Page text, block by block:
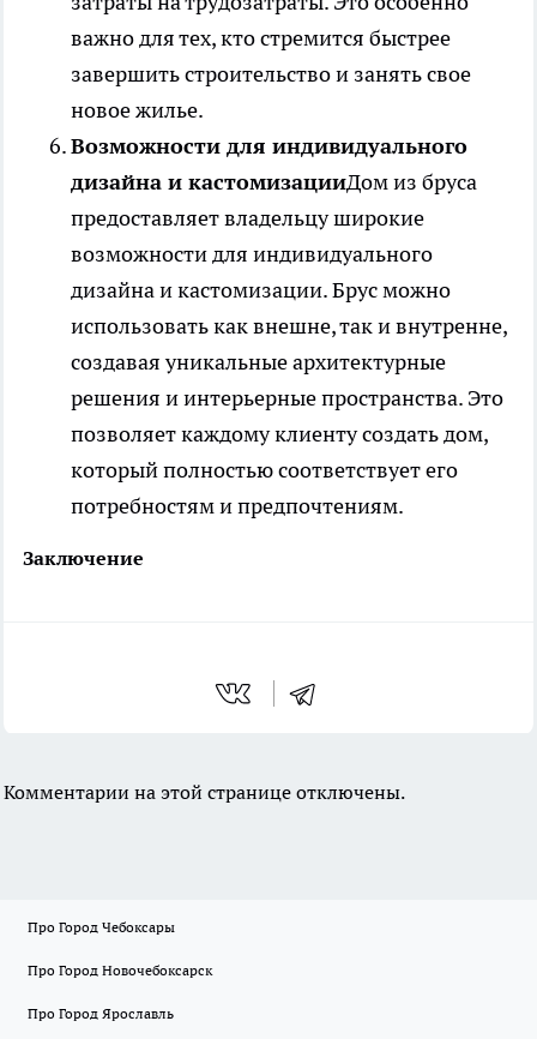
важно для тех, кто стремится быстрее
завершить строительство и занять свое
новое жилье.
Возможности для индивидуального
дизайна и кастомизацииДом из бруса
предоставляет владельцу широкие
возможности для индивидуального
дизайна и кастомизации. Брус можно
использовать как внешне, так и внутренне,
создавая уникальные архитектурные
решения и интерьерные пространства. Это
позволяет каждому клиенту создать дом,
который полностью соответствует его
потребностям и предпочтениям.
Заключение
Комментарии на этой странице отключены.
Про Город Чебоксары
Про Город Новочебоксарск
Про Город Ярославль